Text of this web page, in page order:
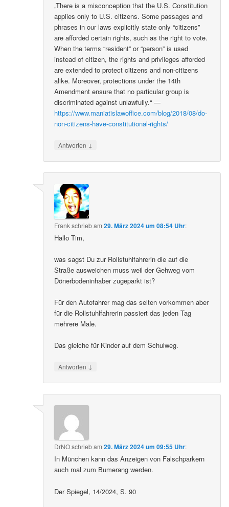
„There is a misconception that the U.S. Constitution
applies only to U.S. citizens. Some passages and
phrases in our laws explicitly state only “citizens”
are afforded certain rights, such as the right to vote.
When the terms “resident” or “person” is used
instead of citizen, the rights and privileges afforded
are extended to protect citizens and non-citizens
alike. Moreover, protections under the 14th
Amendment ensure that no particular group is
discriminated against unlawfully.“ —
https://www.maniatislawoffice.com/blog/2018/08/do-
non-citizens-have-constitutional-rights/
Antworten ↓
Frankschriebam29. März 2024 um 08:54 Uhr:
Hallo Tim,
was sagst Du zur Rollstuhlfahrerin die auf die
Straße ausweichen muss weil der Gehweg vom
Dönerbodeninhaber zugeparkt ist?
Für den Autofahrer mag das selten vorkommen aber
für die Rollstuhlfahrerin passiert das jeden Tag
mehrere Male.
Das gleiche für Kinder auf dem Schulweg.
Antworten ↓
DrNOschriebam29. März 2024 um 09:55 Uhr:
In München kann das Anzeigen von Falschparkern
auch mal zum Bumerang werden.
Der Spiegel, 14/2024, S. 90